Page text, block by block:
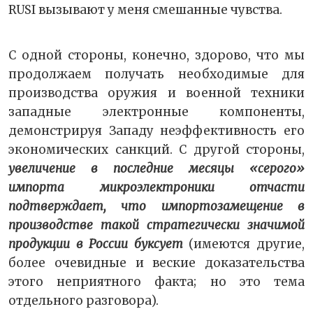
RUSI вызывают у меня смешанные чувства.
С одной стороны, конечно, здорово, что мы
продолжаем получать необходимые для
производства оружия и военной техники
западные электронные компоненты,
демонстрируя Западу неэффективность его
экономических санкций. С другой стороны,
увеличение в последние месяцы «серого»
импорта микроэлектроники отчасти
подтверждает, что импортозамещение в
производстве такой стратегически значимой
продукции в России буксует(имеются другие,
более очевидные и веские доказательства
этого неприятного факта; но это тема
отдельного разговора).